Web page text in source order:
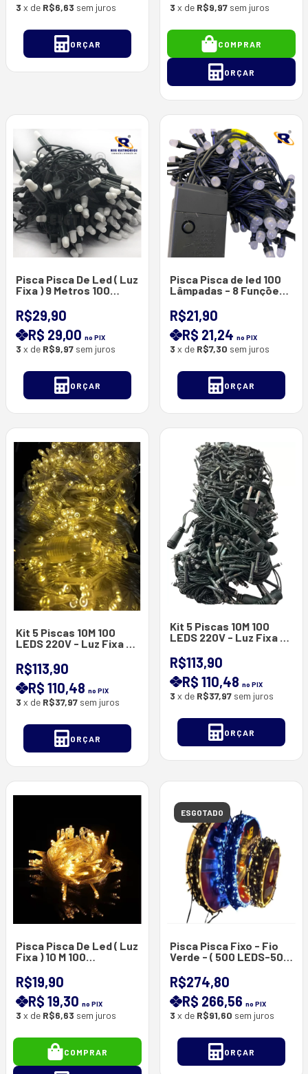
3 x de R$6,63 sem juros
ORÇAR
3 x de R$9,97 sem juros
COMPRAR
ORÇAR
Pisca Pisca De Led ( Luz
Fixa ) 9 Metros 100
Verde ) À PROVA D'ÁGUA
(AZUL)
R$29,90
R$ 29,00no PIX
3 x de R$9,97 sem juros
ORÇAR
Pisca Pisca de led 100
Lâmpadas - 8 Funções -
- 9 Metros de
Comprimento
R$21,90
R$ 21,24no PIX
3 x de R$7,30 sem juros
ORÇAR
Kit 5 Piscas 10M 100
LEDS 220V - Luz Fixa -
Max 5 Unidades .
R$113,90
R$ 110,48no PIX
3 x de R$37,97 sem juros
ORÇAR
Kit 5 Piscas 10M 100
LEDS 220V - Luz Fixa -
Max 5 Unidades .
R$113,90
R$ 110,48no PIX
3 x de R$37,97 sem juros
ORÇAR
Pisca Pisca De Led ( Luz
Fixa ) 10 M 100
Transparente - Branco
Quente - 220 V - 6
Watts
R$19,90
R$ 19,30no PIX
3 x de R$6,63 sem juros
COMPRAR
ESGOTADO
Pisca Pisca Fixo - Fio
Verde - ( 500 LEDS-50M
Bivolt
R$274,80
R$ 266,56no PIX
3 x de R$91,60 sem juros
ORÇAR